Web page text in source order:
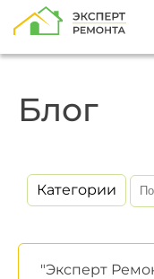
Блог
Категории
"Эксперт